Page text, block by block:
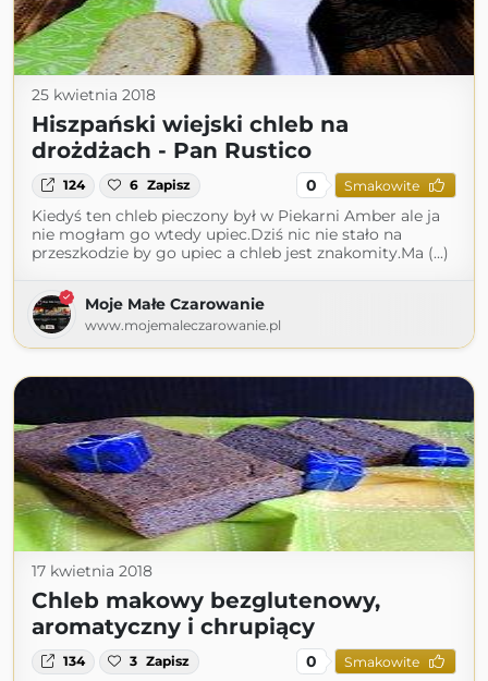
25 kwietnia 2018
Hiszpański wiejski chleb na
drożdżach - Pan Rustico
124 6 Zapisz 0 Smakowite
Kiedyś ten chleb pieczony był w Piekarni Amber ale ja
nie mogłam go wtedy upiec.Dziś nic nie stało na
przeszkodzie by go upiec a chleb jest znakomity.Ma (...)
Moje Małe Czarowanie
www.mojemaleczarowanie.pl
17 kwietnia 2018
Chleb makowy bezglutenowy,
aromatyczny i chrupiący
134 3 Zapisz 0 Smakowite